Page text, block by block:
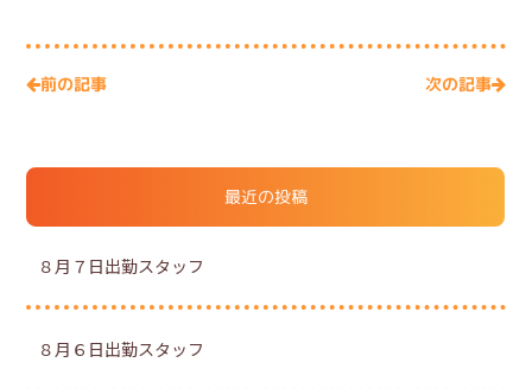
前の記事 次の記事
最近の投稿
８月７日出勤スタッフ
８月６日出勤スタッフ